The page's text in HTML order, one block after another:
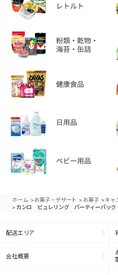
ホーム >お菓子・デザート > お菓子 >キャ
> カンロ ピュレリング パーティーパッ
配送エリア
会社概要